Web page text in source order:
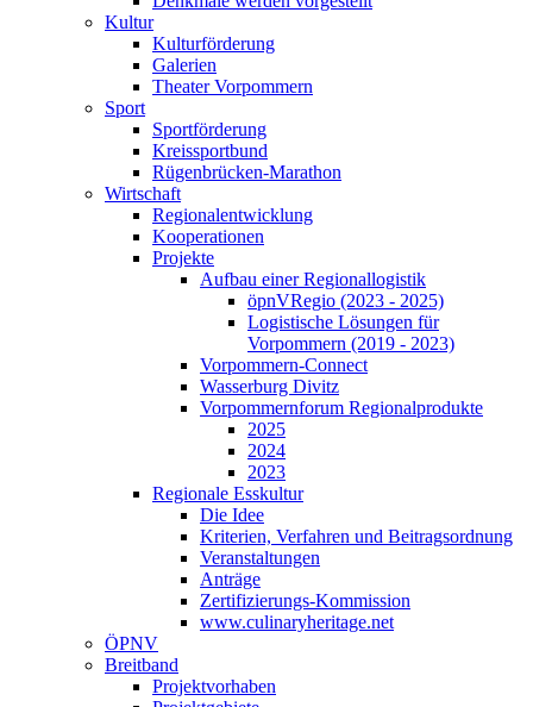
Kultur
Kulturförderung
Galerien
Theater Vorpommern
Sport
Sportförderung
Kreissportbund
Rügenbrücken-Marathon
Wirtschaft
Regionalentwicklung
Kooperationen
Projekte
Aufbau einer Regionallogistik
öpnVRegio (2023 - 2025)
Logistische Lösungen­ für
Vorpommern (2019 - 2023)
Vorpommern-Connect
Wasserburg Divitz
Vorpommernforum Regionalprodukte
2025
2024
2023
Regionale Esskultur
Die Idee
Kriterien, Verfahren und Beitragsordnung
Veranstaltungen
Anträge
Zertifizierungs-Kommission
www.culinaryheritage.net
ÖPNV
Breitband
Projektvorhaben